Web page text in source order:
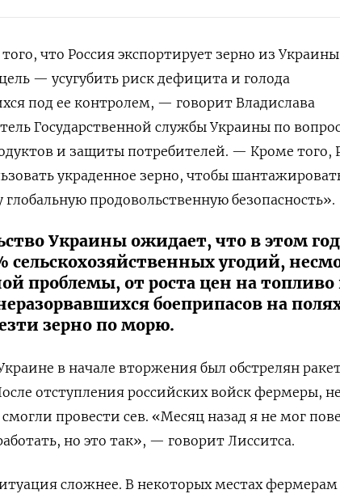
что Россия экспортирует зерно из
— усугубить риск дефицита и голода
под ее контролем, — говорит Владислава
Государственной службы Украины по
и защиты потребителей. — Кроме того,
украденное зерно, чтобы
продовольственную безопасность».
Украины ожидает, что в этом
сельскохозяйственных угодий,
проблемы, от роста цен на топливо
боеприпасов на
зерно по морю.
в начале вторжения был обстрелян
отступления российских войск фермеры,
провести сев. «Месяц назад я не мог
но это так», — говорит Лисситса.
сложнее. В некоторых местах